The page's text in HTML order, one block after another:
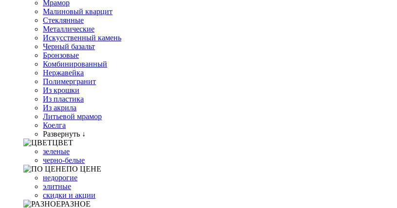
Мрамор
Малиновый кварцит
Стеклянные
Металлические
Искусственный камень
Черный базальт
Бронзовые
Комбинированный
Нержавейка
Полимергранит
Из крошки
Из пластика
Из акрила
Литьевой мрамор
Коелга
Развернуть ↓
ЦВЕТ
зеленые
черно-белые
ПО ЦЕНЕ
недорогие
элитные
скидки и акции
РАЗНОЕ